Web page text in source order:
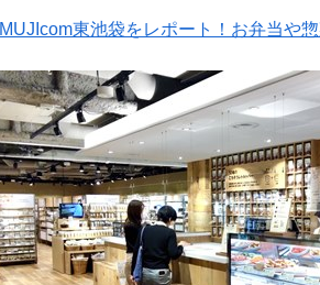
MUJIcom東池袋をレポート！お弁当や